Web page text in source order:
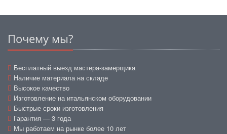
Почему мы?
Бесплатный выезд мастера-замерщика
Наличие материала на складе
Высокое качество
Изготовление на итальянском оборудовании
Быстрые сроки изготовления
Гарантия — 3 года
Мы работаем на рынке более 10 лет